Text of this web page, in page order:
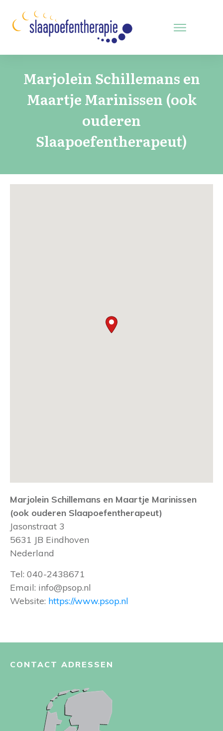
Marjolein Schillemans en
Maartje Marinissen (ook
ouderen
Slaapoefentherapeut)
Marjolein Schillemans en Maartje Marinissen
(ook ouderen Slaapoefentherapeut)
Jasonstraat 3
5631 JB Eindhoven
Nederland
Tel: 040-2438671
Email: info@psop.nl
Website: https://www.psop.nl
CONTACT ADRESSEN